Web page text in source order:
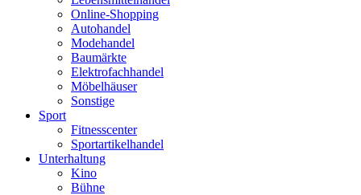
Online-Shopping
Autohandel
Modehandel
Baumärkte
Elektrofachhandel
Möbelhäuser
Sonstige
Sport
Fitnesscenter
Sportartikelhandel
Unterhaltung
Kino
Bühne